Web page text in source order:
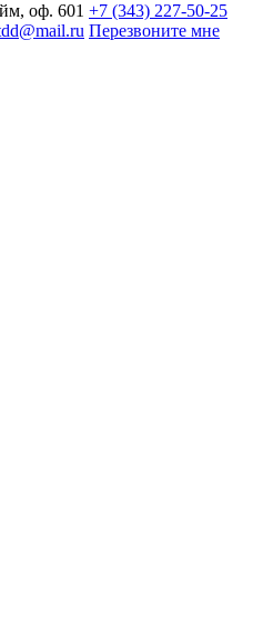
оф. 601 +7 (343) 227-50-25
Перезвоните мне